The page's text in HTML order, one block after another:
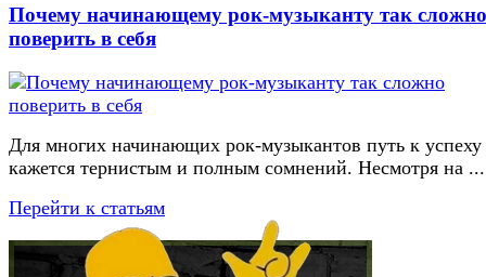
Почему начинающему рок-музыканту так сложно
поверить в себя
Для многих начинающих рок-музыкантов путь к успеху
кажется тернистым и полным сомнений. Несмотря на ...
Перейти к статьям